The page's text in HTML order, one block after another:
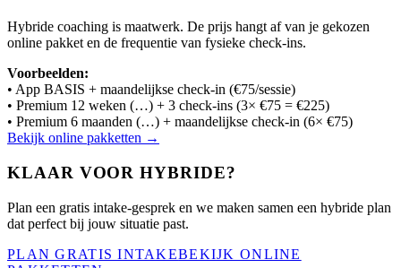
Hybride coaching is maatwerk. De prijs hangt af van je gekozen
online pakket en de frequentie van fysieke check-ins.
Voorbeelden:
• App BASIS + maandelijkse check-in (€75/sessie)
• Premium 12 weken (…) + 3 check-ins (3× €75 = €225)
• Premium 6 maanden (…) + maandelijkse check-in (6× €75)
Bekijk online pakketten →
KLAAR VOOR HYBRIDE?
Plan een gratis intake-gesprek en we maken samen een hybride plan
dat perfect bij jouw situatie past.
PLAN GRATIS INTAKEBEKIJK ONLINE